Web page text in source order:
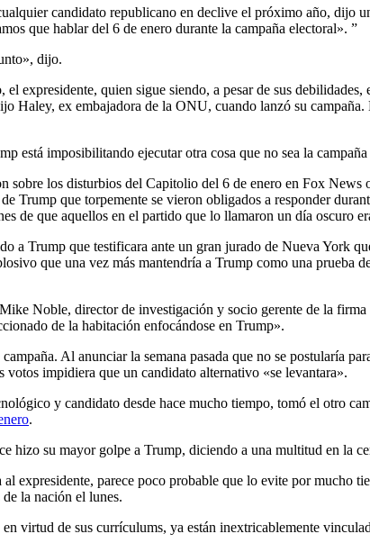
candidato republicano en declive el próximo año, dijo
que hablar del 6 de enero durante la campaña electoral». ”
dijo.
el expresidente, quien sigue siendo, a pesar de sus
Haley, ex embajadora de la ONU, cuando lanzó su
está imposibilitando ejecutar otra cosa que no sea la campaña
sobre los disturbios del Capitolio del 6 de enero en Fox
Trump que torpemente se vieron obligados a responder
de que aquellos en el partido que lo llamaron un día oscuro
a Trump que testificara ante un gran jurado de Nueva York
que una vez más mantendría a Trump como una prueba
Noble, director de investigación y socio gerente de la
de la habitación enfocándose en Trump».
Al anunciar la semana pasada que no se postularía
votos impidiera que un candidato alternativo «se levantara».
y candidato desde hace mucho tiempo, tomó el otro
.
hizo su mayor golpe a Trump, diciendo a una multitud en la
expresidente, parece poco probable que lo evite por
la nación el lunes.
virtud de sus currículums, ya están inextricablemente